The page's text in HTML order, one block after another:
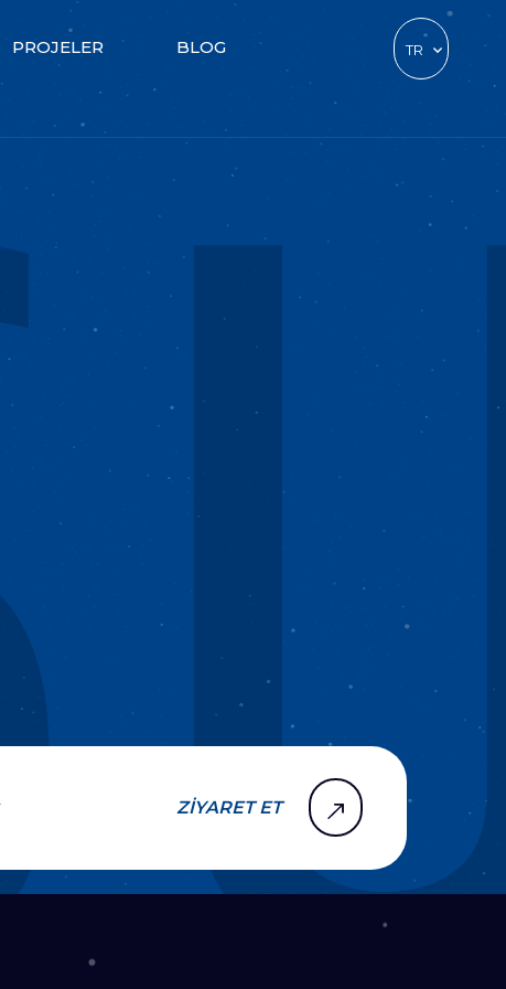
PROJELER
BLOG
TR
ZİYARET ET